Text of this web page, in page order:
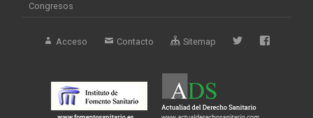
Congresos
Acceso Contacto Sitemap